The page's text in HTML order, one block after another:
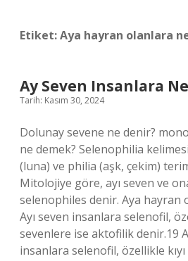
Etiket:Aya hayran olanlara
Ay Seven Insanlara
Tarih: Kasım 30, 2024
Dolunay sevene ne denir?
ne demek? Selenophilia
(luna) ve philia (aşk, çekim)
Mitolojiye göre, ayı seven ve
selenophiles denir. Aya hayran
Ayı seven insanlara selenofil,
sevenlere ise aktofilik denir.19
insanlara selenofil, özellikle